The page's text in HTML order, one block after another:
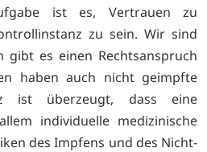
ist es, Vertrauen zu
zu sein. Wir sind
gibt es einen Rechtsanspruch
haben auch nicht geimpfte
ist überzeugt, dass eine
individuelle medizinische
des Impfens und des Nicht-